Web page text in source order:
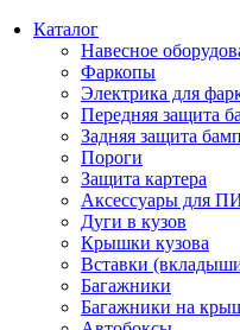
Каталог
Навесное
Фаркопы
Электрика для
Передняя защита
Задняя защита
Пороги
Защита картера
Аксессуары для
Дуги в кузов
Крышки кузова
Вставки
Багажники
Багажники на